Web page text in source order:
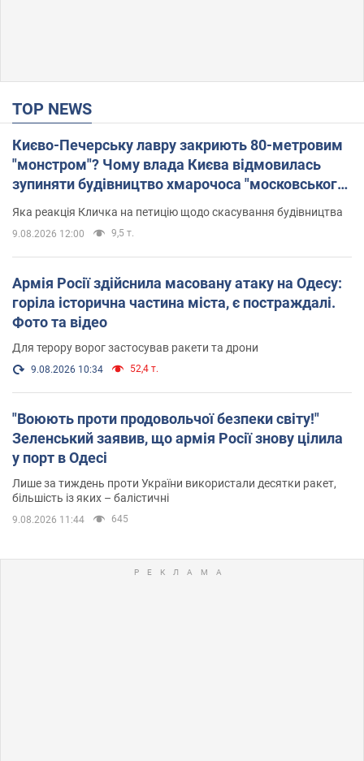
TOP NEWS
Києво-Печерську лавру закриють 80-метровим
"монстром"? Чому влада Києва відмовилась
зупиняти будівництво хмарочоса "московського
вірянина"
Яка реакція Кличка на петицію щодо скасування будівництва
9.08.2026 12:00 9,5 т.
Армія Росії здійснила масовану атаку на Одесу:
горіла історична частина міста, є постраждалі.
Фото та відео
Для терору ворог застосував ракети та дрони
9.08.2026 10:34 52,4 т.
"Воюють проти продовольчої безпеки світу!"
Зеленський заявив, що армія Росії знову цілила
у порт в Одесі
Лише за тиждень проти України використали десятки ракет,
більшість із яких – балістичні
9.08.2026 11:44 645